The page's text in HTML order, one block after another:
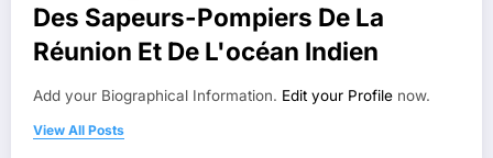
Des Sapeurs-Pompiers De La
Réunion Et De L'océan Indien
Add your Biographical Information. Edit your Profile now.
View All Posts